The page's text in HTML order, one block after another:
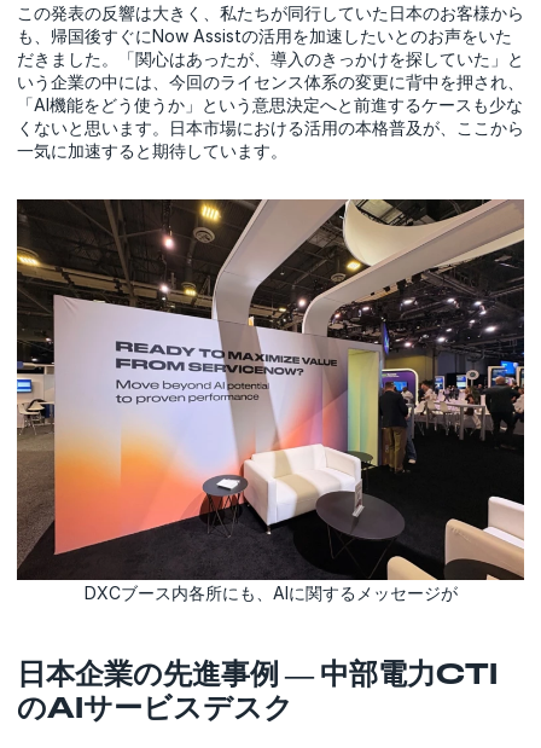
この発表の反響は大きく、私たちが同行していた日本のお客様から
も、帰国後すぐにNow Assistの活用を加速したいとのお声をいた
だきました。「関心はあったが、導入のきっかけを探していた」と
いう企業の中には、今回のライセンス体系の変更に背中を押され、
「AI機能をどう使うか」という意思決定へと前進するケースも少な
くないと思います。日本市場における活用の本格普及が、ここから
一気に加速すると期待しています。
DXCブース内各所にも、AIに関するメッセージが
日本企業の先進事例 ― 中部電力CTI
のAIサービスデスク